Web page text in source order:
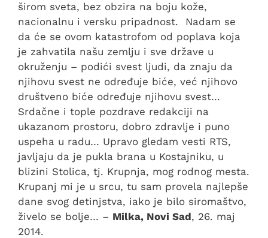
širom sveta, bez obzira na boju kože,
nacionalnu i versku pripadnost. Nadam se
da će se ovom katastrofom od poplava koja
je zahvatila našu zemlju i sve države u
okruženju – podići svest ljudi, da znaju da
njihovu svest ne određuje biće, već njihovo
društveno biće određuje njihovu svest…
Srdačne i tople pozdrave redakciji na
ukazanom prostoru, dobro zdravlje i puno
uspeha u radu… Upravo gledam vesti RTS,
javljaju da je pukla brana u Kostajniku, u
blizini Stolica, tj. Krupnja, mog rodnog mesta.
Krupanj mi je u srcu, tu sam provela najlepše
dane svog detinjstva, iako je bilo siromaštvo,
živelo se bolje… – Milka, Novi Sad, 26. maj
2014.